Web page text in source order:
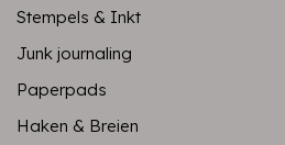
Stempels & Inkt
Junk journaling
Paperpads
Haken & Breien